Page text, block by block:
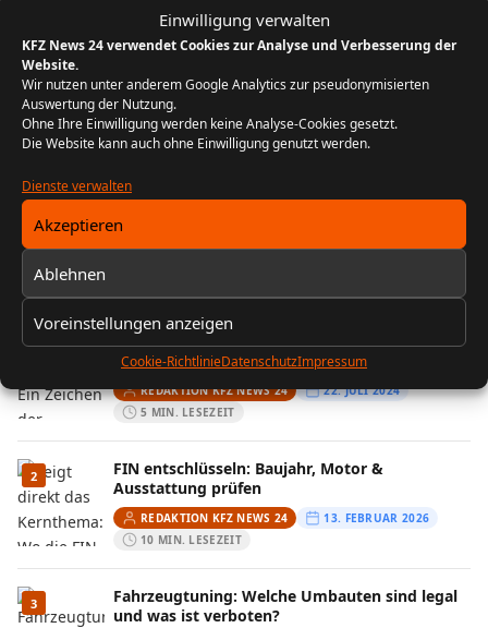
Einwilligung verwalten
KFZ News 24 verwendet Cookies zur Analyse und Verbesserung der
Website.
Wir nutzen unter anderem Google Analytics zur pseudonymisierten
Auswertung der Nutzung.
Ohne Ihre Einwilligung werden keine Analyse-Cookies gesetzt.
Die Website kann auch ohne Einwilligung genutzt werden.
Dienste verwalten
Akzeptieren
Ablehnen
Voreinstellungen anzeigen
Cookie-RichtlinieDatenschutzImpressum
Probleme beim Bremsen: Mögliche Ursachen
und Lösungen
4 MIN. LESEZEIT
MEIST GELESEN
1
Der Bikergruß: Ein Zeichen der
Zusammengehörigkeit unter Motorradfahrern
REDAKTION KFZ NEWS 24
22. JULI 2024
5 MIN. LESEZEIT
2
FIN entschlüsseln: Baujahr, Motor &
Ausstattung prüfen
REDAKTION KFZ NEWS 24
13. FEBRUAR 2026
10 MIN. LESEZEIT
3
Fahrzeugtuning: Welche Umbauten sind legal
und was ist verboten?